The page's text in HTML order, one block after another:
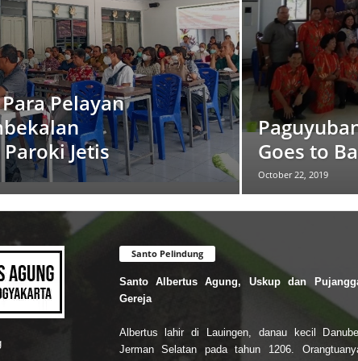
Pelayan
Jetis
Goes to
October 22, 2019
Santo Pelindung
Santo Albertus Agung, Uskup dan
Gereja
Albertus lahir di Lauingen, danau kecil Danube,
Jerman Selatan pada tahun 1206.